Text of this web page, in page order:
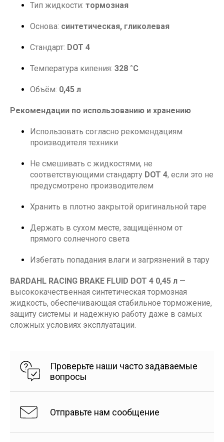
Тип жидкости: тормозная
Основа: синтетическая, гликолевая
Стандарт: DOT 4
Температура кипения: 328 °C
Объём: 0,45 л
Рекомендации по использованию и хранению
Использовать согласно рекомендациям
производителя техники
Не смешивать с жидкостями, не
соответствующими стандарту DOT 4, если это не
предусмотрено производителем
Хранить в плотно закрытой оригинальной таре
Держать в сухом месте, защищённом от
прямого солнечного света
Избегать попадания влаги и загрязнений в тару
BARDAHL RACING BRAKE FLUID DOT 4 0,45 л —
высококачественная синтетическая тормозная
жидкость, обеспечивающая стабильное торможение,
защиту системы и надежную работу даже в самых
сложных условиях эксплуатации.
Проверьте наши часто задаваемые
вопросы
Отправьте нам сообщение